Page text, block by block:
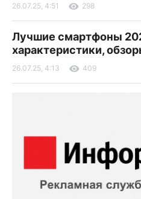
26.07.25, 4:51 298
Лучшие смартфоны
характеристики,
26.07.25, 4:13 409